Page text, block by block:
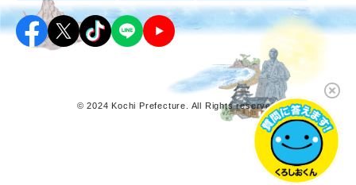
© 2024 Kochi Prefecture. All Rights reserved.